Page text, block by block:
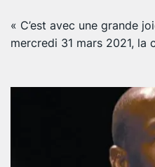
« C’est avec une grande
mercredi 31 mars 2021,